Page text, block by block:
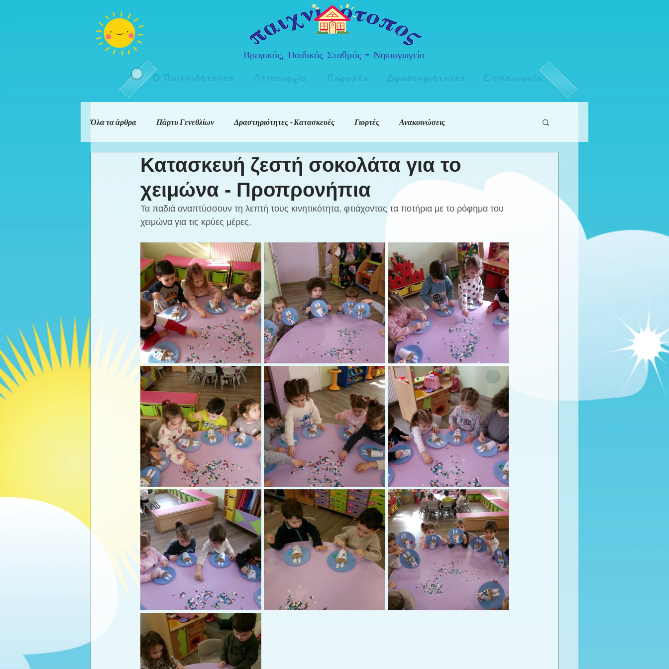
Βρεφικός, Παιδικός Σταθμός - Νηπιαγωγείο
Ο Παιχνιδότοπος Λειτουργία Παροχές Δραστηριότητες Επικοινωνία
Όλα τα άρθρα Πάρτυ Γενεθλίων Δραστηριότητες - Κατασκευές Γιορτές Ανακοινώσεις
Κατασκευή ζεστή σοκολάτα για το
χειμώνα - Προπρονήπια
Τα παδιά αναπτύσσουν τη λεπτή τους κινητικότητα, φτιάχοντας τα ποτήρια με το ρόφημα του
χειμώνα για τις κρύες μέρες.